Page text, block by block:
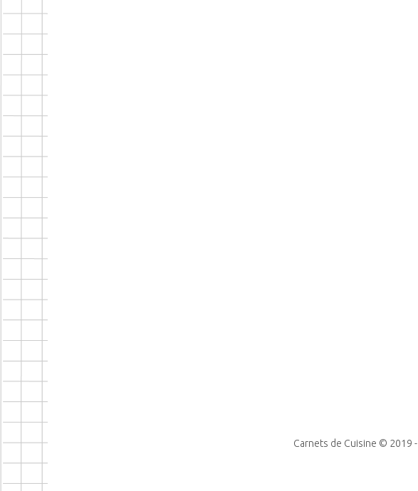
Carnets de Cuisine © 2019 -